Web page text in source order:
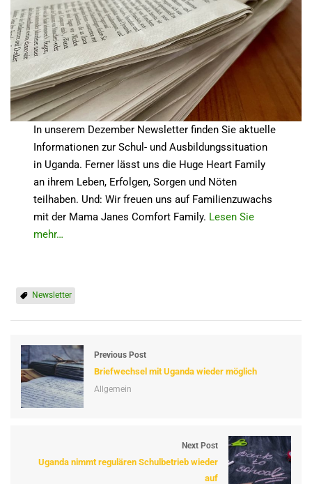
In unserem Dezember Newsletter finden Sie aktuelle
Informationen zur Schul- und Ausbildungssituation
in Uganda. Ferner lässt uns die Huge Heart Family
an ihrem Leben, Erfolgen, Sorgen und Nöten
teilhaben. Und: Wir freuen uns auf Familienzuwachs
mit der Mama Janes Comfort Family. Lesen Sie
mehr…
Newsletter
Previous Post
Briefwechsel mit Uganda wieder möglich
Allgemein
Next Post
Uganda nimmt regulären Schulbetrieb wieder
auf